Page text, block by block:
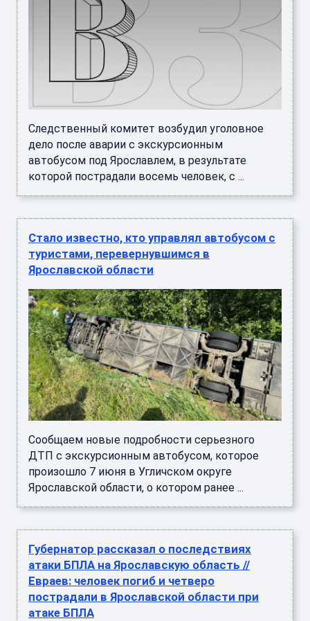
Следственный комитет возбудил уголовное
дело после аварии с экскурсионным
автобусом под Ярославлем, в результате
которой пострадали восемь человек, с ...
Стало известно, кто управлял автобусом с
туристами, перевернувшимся в
Ярославской области
Сообщаем новые подробности серьезного
ДТП с экскурсионным автобусом, которое
произошло 7 июня в Угличском округе
Ярославской области, о котором ранее ...
Губернатор рассказал о последствиях
атаки БПЛА на Ярославскую область //
Евраев: человек погиб и четверо
пострадали в Ярославской области при
атаке БПЛА